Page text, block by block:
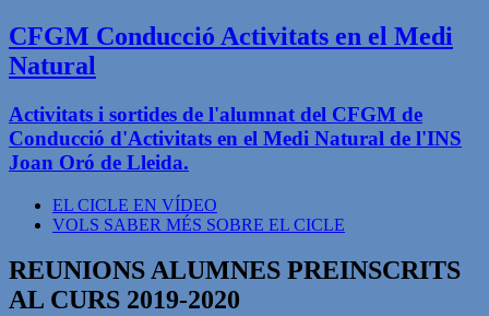
CFGM Conducció Activitats en el Medi
Natural
Activitats i sortides de l'alumnat del CFGM de
Conducció d'Activitats en el Medi Natural de l'INS
Joan Oró de Lleida.
EL CICLE EN VÍDEO
VOLS SABER MÉS SOBRE EL CICLE
REUNIONS ALUMNES PREINSCRITS
AL CURS 2019-2020